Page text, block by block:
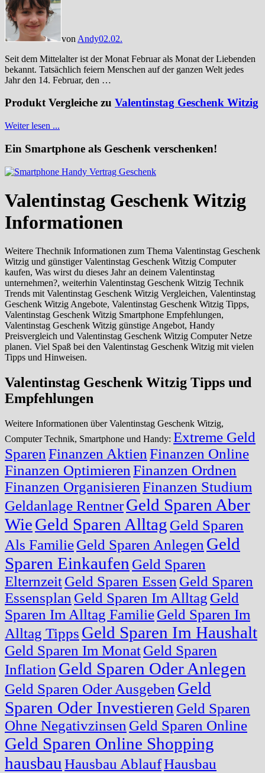
von Andy02.02.
Seit dem Mittelalter ist der Monat Februar als Monat der Liebenden
bekannt. Tatsächlich feiern Menschen auf der ganzen Welt jedes
Jahr den 14. Februar, den …
Produkt Vergleiche zu Valentinstag Geschenk Witzig
Weiter lesen ...
Ein Smartphone als Geschenk verschenken!
Valentinstag Geschenk Witzig
Informationen
Weitere Thechnik Informationen zum Thema Valentinstag Geschenk
Witzig und günstiger Valentinstag Geschenk Witzig Computer
kaufen, Was wirst du dieses Jahr an deinem Valentinstag
unternehmen?, weiterhin Valentinstag Geschenk Witzig Technik
Trends mit Valentinstag Geschenk Witzig Vergleichen, Valentinstag
Geschenk Witzig Angebote, Valentinstag Geschenk Witzig Tipps,
Valentinstag Geschenk Witzig Smartphone Empfehlungen,
Valentinstag Geschenk Witzig günstige Angebot, Handy
Preisvergleich und Valentinstag Geschenk Witzig Computer Netze
planen. Viel Spaß bei den Valentinstag Geschenk Witzig mit vielen
Tipps und Hinweisen.
Valentinstag Geschenk Witzig Tipps und
Empfehlungen
Weitere Informationen über Valentinstag Geschenk Witzig,
Computer Technik, Smartphone und Handy: Extreme Geld
Sparen Finanzen Aktien Finanzen Online
Finanzen Optimieren Finanzen Ordnen
Finanzen Organisieren Finanzen Studium
Geldanlage RentnerGeld Sparen Aber
WieGeld Sparen Alltag Geld Sparen
Als FamilieGeld Sparen Anlegen Geld
Sparen Einkaufen Geld Sparen
ElternzeitGeld Sparen Essen Geld Sparen
Essensplan Geld Sparen Im Alltag Geld
Sparen Im Alltag FamilieGeld Sparen Im
Alltag Tipps Geld Sparen Im Haushalt
Geld Sparen Im MonatGeld Sparen
Inflation Geld Sparen Oder Anlegen
Geld Sparen Oder Ausgeben Geld
Sparen Oder Investieren Geld Sparen
Ohne Negativzinsen Geld Sparen Online
Geld Sparen Online Shopping
hausbau Hausbau AblaufHausbau